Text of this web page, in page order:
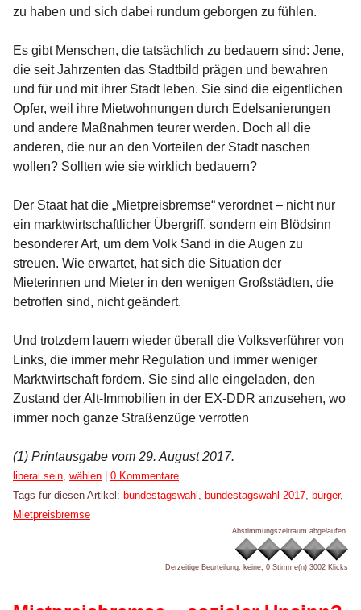
zu haben und sich dabei rundum geborgen zu fühlen.
Es gibt Menschen, die tatsächlich zu bedauern sind: Jene,
die seit Jahrzenten das Stadtbild prägen und bewahren
und für und mit ihrer Stadt leben. Sie sind die eigentlichen
Opfer, weil ihre Mietwohnungen durch Edelsanierungen
und andere Maßnahmen teurer werden. Doch all die
anderen, die nur an den Vorteilen der Stadt naschen
wollen? Sollten wie sie wirklich bedauern?
Der Staat hat die „Mietpreisbremse“ verordnet – nicht nur
ein marktwirtschaftlicher Übergriff, sondern ein Blödsinn
besonderer Art, um dem Volk Sand in die Augen zu
streuen. Wie erwartet, hat sich die Situation der
Mieterinnen und Mieter in den wenigen Großstädten, die
betroffen sind, nicht geändert.
Und trotzdem lauern wieder überall die Volksverführer von
Links, die immer mehr Regulation und immer weniger
Marktwirtschaft fordern. Sie sind alle eingeladen, den
Zustand der Alt-Immobilien in der EX-DDR anzusehen, wo
immer noch ganze Straßenzüge verrotten
(1) Printausgabe vom 29. August 2017.
Kategorien:
liberal sein wählen
0 Kommentare
Tags für diesen Artikel: bundestagswahl bundestagswahl 2017 bürger,
Mietpreisbremse
Abstimmungszeitraum abgelaufen.
Derzeitige Beurteilung: keine, 0 Stimme(n) 3002 Klicks